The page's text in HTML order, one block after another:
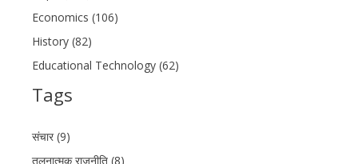
Economics (106)
History (82)
Educational Technology (62)
Tags
संचार (9)
तुलनात्मक राजनीति (8)